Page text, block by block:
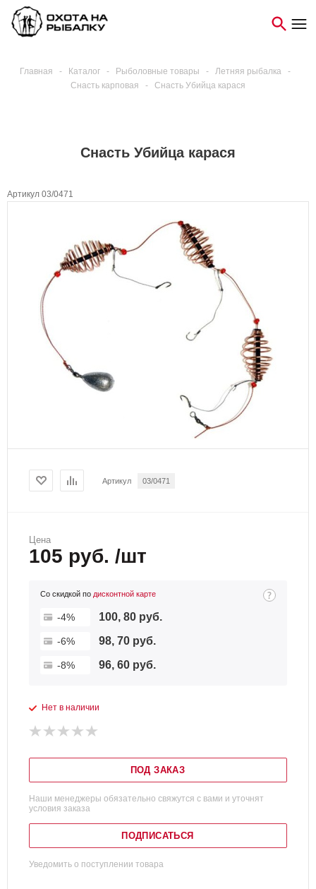
Главная - Каталог - Рыболовные товары - Летняя рыбалка
-
Снасть карповая
- Снасть Убийца карася
Снасть Убийца карася
Артикул 03/0471
Артикул 03/0471
Цена
105 руб. /шт
Со скидкой по дисконтной карте
-4% 100, 80 руб.
-6% 98, 70 руб.
-8% 96, 60 руб.
Нет в наличии
ПОД ЗАКАЗ
Наши менеджеры обязательно свяжутся с вами и уточнят
условия заказа
ПОДПИСАТЬСЯ
Уведомить о поступлении товара